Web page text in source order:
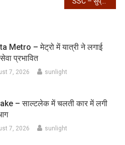
Metro – मेट्रो में यात्री ने लगाई
प्रभावित
7, 2026 sunlight
– साल्टलेक में चलती कार में लगी
7, 2026 sunlight